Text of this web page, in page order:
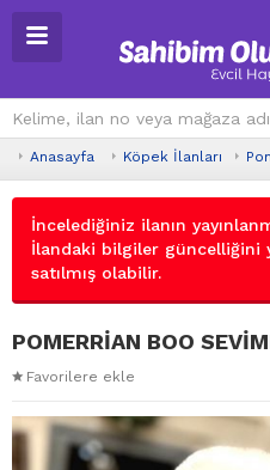
Anasayfa Köpek İlanları
İncelediğiniz ilanın
İlandaki bilgiler güncelliğini
satılmış olabilir.
POMERRİAN BOO
Favorilere ekle